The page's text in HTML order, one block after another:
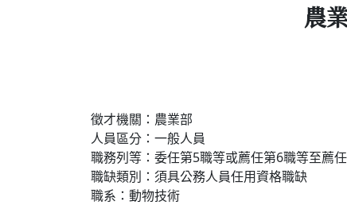
農
徵才機關： 農業部
人員區分： 一般人員
職務列等： 委任第5職等或薦任第6職等至薦
職缺類別： 須具公務人員任用資格職缺
職系： 動物技術